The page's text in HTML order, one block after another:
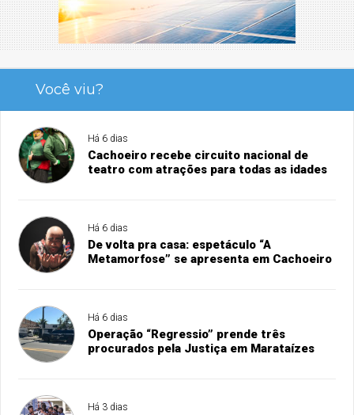
Você viu?
Há 6 dias
Cachoeiro recebe circuito nacional de
teatro com atrações para todas as idades
Há 6 dias
De volta pra casa: espetáculo “A
Metamorfose” se apresenta em Cachoeiro
Há 6 dias
Operação “Regressio” prende três
procurados pela Justiça em Marataízes
Há 3 dias